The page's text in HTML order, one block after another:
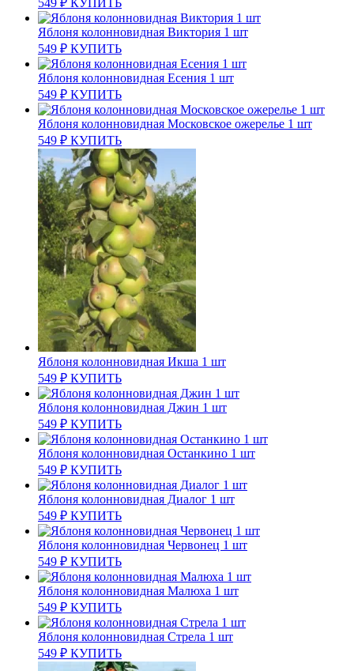
Яблоня колонновидная Виктория 1 шт
549 ₽ КУПИТЬ
Яблоня колонновидная Есения 1 шт
549 ₽ КУПИТЬ
Яблоня колонновидная Московское ожерелье 1 шт
549 ₽ КУПИТЬ
Яблоня колонновидная Икша 1 шт
549 ₽ КУПИТЬ
Яблоня колонновидная Джин 1 шт
549 ₽ КУПИТЬ
Яблоня колонновидная Останкино 1 шт
549 ₽ КУПИТЬ
Яблоня колонновидная Диалог 1 шт
549 ₽ КУПИТЬ
Яблоня колонновидная Червонец 1 шт
549 ₽ КУПИТЬ
Яблоня колонновидная Малюха 1 шт
549 ₽ КУПИТЬ
Яблоня колонновидная Стрела 1 шт
549 ₽ КУПИТЬ